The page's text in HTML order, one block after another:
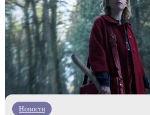
Новости